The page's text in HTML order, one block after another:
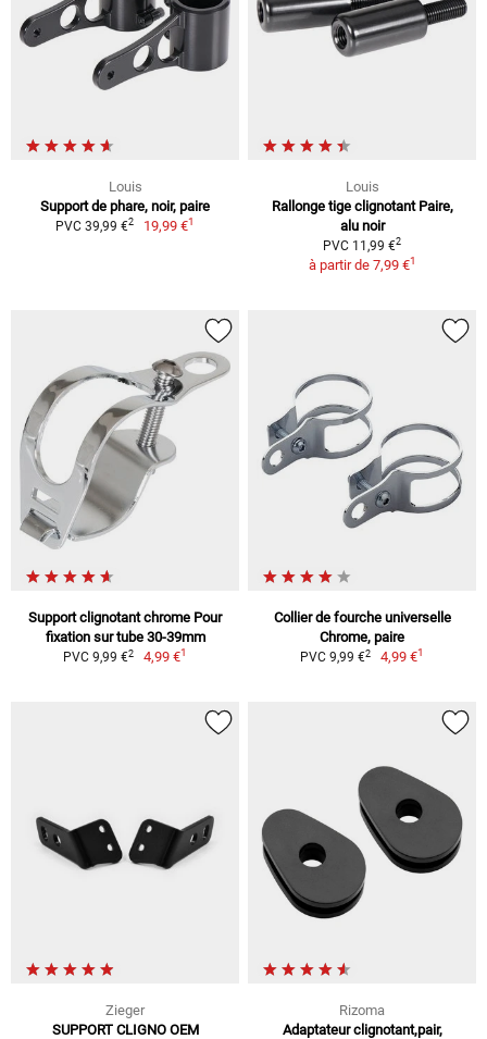
Louis
Support de phare, noir, paire
PVC 39,99 €2 19,99 €1
Louis
Rallonge tige clignotant Paire,
alu noir
PVC 11,99 €2
à partir de 7,99 €1
Support clignotant chrome Pour
fixation sur tube 30-39mm
PVC 9,99 €2 4,99 €1
Collier de fourche universelle
Chrome, paire
PVC 9,99 €2 4,99 €1
Zieger
SUPPORT CLIGNO OEM
Rizoma
Adaptateur clignotant,pair,